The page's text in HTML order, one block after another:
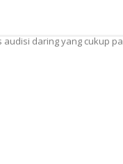
audisi daring yang